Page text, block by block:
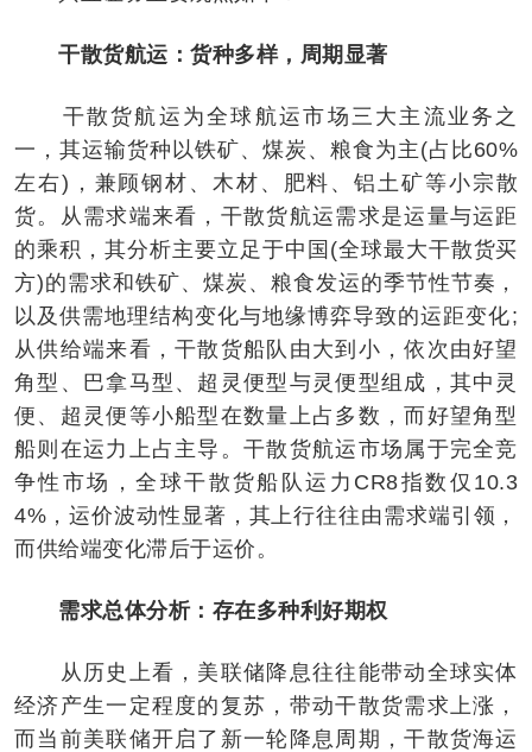
干散货航运：货种多样，周期显著
干散货航运为全球航运市场三大主流业务之
一，其运输货种以铁矿、煤炭、粮食为主(占比60%
左右)，兼顾钢材、木材、肥料、铝土矿等小宗散
货。从需求端来看，干散货航运需求是运量与运距
的乘积，其分析主要立足于中国(全球最大干散货买
方)的需求和铁矿、煤炭、粮食发运的季节性节奏，
以及供需地理结构变化与地缘博弈导致的运距变化;
从供给端来看，干散货船队由大到小，依次由好望
角型、巴拿马型、超灵便型与灵便型组成，其中灵
便、超灵便等小船型在数量上占多数，而好望角型
船则在运力上占主导。干散货航运市场属于完全竞
争性市场，全球干散货船队运力CR8指数仅10.3
4%，运价波动性显著，其上行往往由需求端引领，
而供给端变化滞后于运价。
需求总体分析：存在多种利好期权
从历史上看，美联储降息往往能带动全球实体
经济产生一定程度的复苏，带动干散货需求上涨，
而当前美联储开启了新一轮降息周期，干散货海运